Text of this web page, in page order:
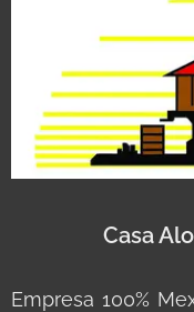
Casa
Empresa 100%